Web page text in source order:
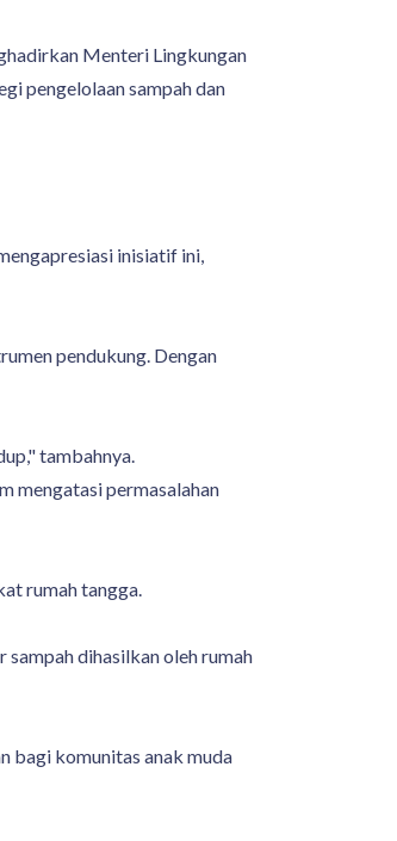
Menteri Lingkungan
pengelolaan sampah dan
inisiatif ini,
pendukung. Dengan
tambahnya.
mengatasi permasalahan
rumah tangga.
sampah dihasilkan oleh rumah
bagi komunitas anak muda